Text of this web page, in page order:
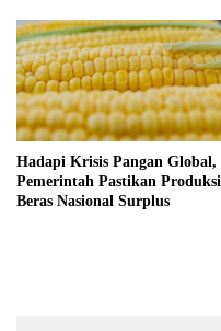
Hadapi Krisis Pangan Global,
Pemerintah Pastikan Produksi
Beras Nasional Surplus